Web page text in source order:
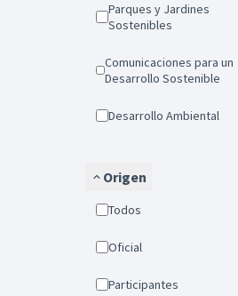
Parques y Jardines
Sostenibles
Comunicaciones para un
Desarrollo Sostenible
Desarrollo Ambiental
Origen
Todos
Oficial
Participantes